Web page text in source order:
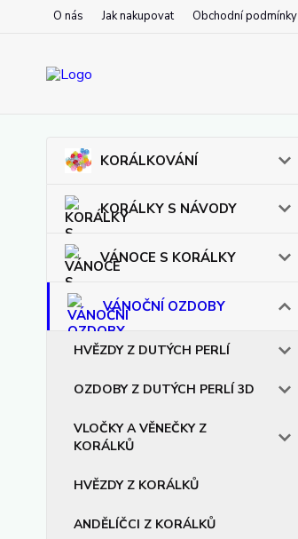
O nás Jak nakupovat Obchodní podmínky
KORÁLKOVÁNÍ
KORÁLKY S NÁVODY
VÁNOCE S KORÁLKY
VÁNOČNÍ OZDOBY
HVĚZDY Z DUTÝCH PERLÍ
OZDOBY Z DUTÝCH PERLÍ 3D
VLOČKY A VĚNEČKY Z
KORÁLKŮ
HVĚZDY Z KORÁLKŮ
ANDĚLÍČCI Z KORÁLKŮ